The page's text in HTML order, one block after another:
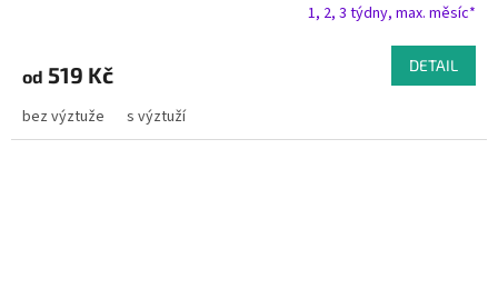
1, 2, 3 týdny, max. měsíc*
od 519 Kč DETAIL
bez výztuže s výztuží